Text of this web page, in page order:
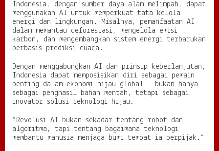
Indonesia, dengan sumber daya alam melimpah, dapat
menggunakan AI untuk memperkuat tata kelola
energi dan lingkungan. Misalnya, pemanfaatan AI
dalam memantau deforestasi, mengelola emisi
karbon, dan mengembangkan sistem energi terbarukan
berbasis prediksi cuaca.
Dengan menggabungkan AI dan prinsip keberlanjutan,
Indonesia dapat memposisikan diri sebagai pemain
penting dalam ekonomi hijau global — bukan hanya
sebagai penghasil bahan mentah, tetapi sebagai
inovator solusi teknologi hijau.
“Revolusi AI bukan sekadar tentang robot dan
algoritma, tapi tentang bagaimana teknologi
membantu manusia menjaga bumi tempat ia berpijak.”